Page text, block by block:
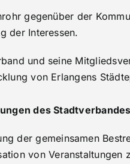
gegenüber der
der Interessen.
und seine
von Erlangens
des Stadtverbandes
der gemeinsamen
von Veranstaltungen